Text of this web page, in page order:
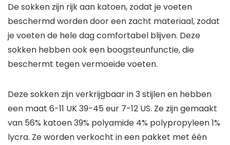
De sokken zijn rijk aan katoen, zodat je voeten
beschermd worden door een zacht materiaal, zodat
je voeten de hele dag comfortabel blijven. Deze
sokken hebben ook een boogsteunfunctie, die
beschermt tegen vermoeide voeten.
Deze sokken zijn verkrijgbaar in 3 stijlen en hebben
een maat 6-11 UK 39-45 eur 7-12 US. Ze zijn gemaakt
van 56% katoen 39% polyamide 4% polypropyleen 1%
lycra. Ze worden verkocht in een pakket met één